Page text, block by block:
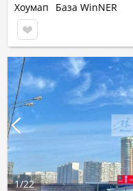
Хоумап
База WinNER
1/22